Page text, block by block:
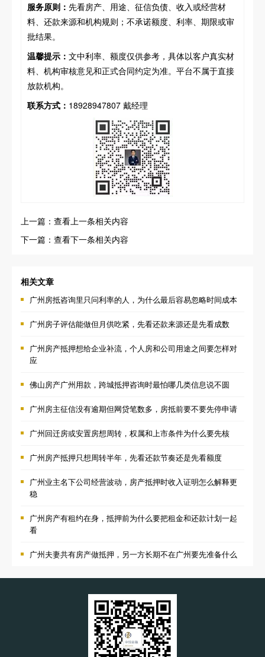
服务原则： 先看房产、用途、征信负债、收入或经营材
料、还款来源和机构规则；不承诺额度、利率、期限或审
批结果。
温馨提示： 文中利率、额度仅供参考，具体以客户真实材
料、机构审核意见和正式合同约定为准。平台不属于直接
放款机构。
联系方式： 18928947807 戴经理
上一篇：查看上一条相关内容
下一篇：查看下一条相关内容
相关文章
广州房抵咨询里只问利率的人，为什么最后容易忽略时间成本
广州房子评估能做但月供吃紧，先看还款来源还是先看成数
广州房产抵押想给企业补流，个人房和公司用途之间要怎样对
应
佛山房产广州用款，跨城抵押咨询时最怕哪几类信息说不圆
广州房主征信没有逾期但网贷笔数多，房抵前要不要先停申请
广州回迁房或安置房想周转，权属和上市条件为什么要先核
广州房产抵押只想周转半年，先看还款节奏还是先看额度
广州业主名下公司经营波动，房产抵押时收入证明怎么解释更
稳
广州房产有租约在身，抵押前为什么要把租金和还款计划一起
看
广州夫妻共有房产做抵押，另一方长期不在广州要先准备什么